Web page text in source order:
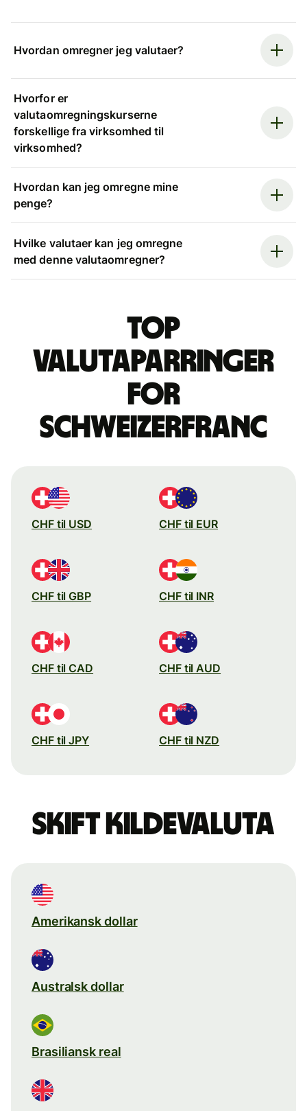
Hvordan omregner jeg valutaer?
Hvorfor er
valutaomregningskurserne
forskellige fra virksomhed til
virksomhed?
Hvordan kan jeg omregne mine
penge?
Hvilke valutaer kan jeg omregne
med denne valutaomregner?
Top
valutaparringer
for
schweizerfranc
CHF til USD CHF til EUR
CHF til GBP CHF til INR
CHF til CAD CHF til AUD
CHF til JPY CHF til NZD
Skift kildevaluta
Amerikansk dollar
Australsk dollar
Brasiliansk real